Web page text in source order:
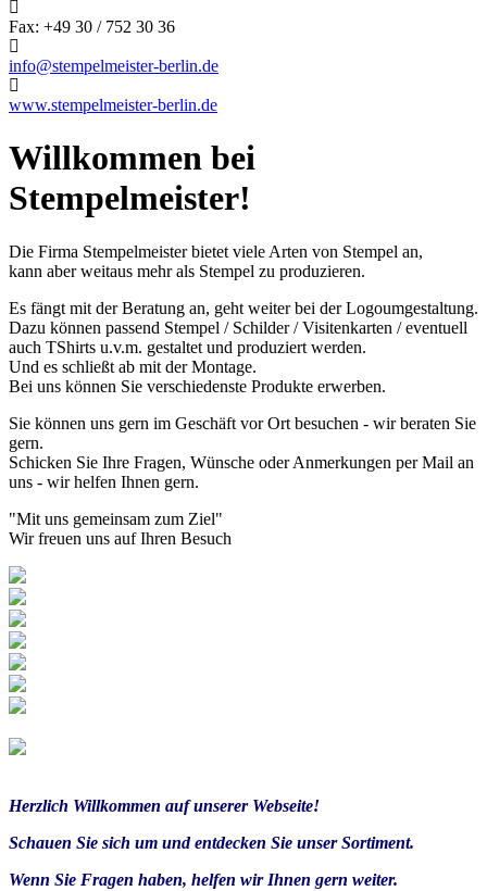
Fax: +49 30 / 752 30 36
info@stempelmeister-berlin.de
www.stempelmeister-berlin.de
Willkommen bei
Stempelmeister!
Die Firma Stempelmeister bietet viele Arten von Stempel an,
kann aber weitaus mehr als Stempel zu produzieren.
Es fängt mit der Beratung an, geht weiter bei der Logoumgestaltung.
Dazu können passend Stempel / Schilder / Visitenkarten / eventuell
auch TShirts u.v.m. gestaltet und produziert werden.
Und es schließt ab mit der Montage.
Bei uns können Sie verschiedenste Produkte erwerben.
Sie können uns gern im Geschäft vor Ort besuchen - wir beraten Sie
gern.
Schicken Sie Ihre Fragen, Wünsche oder Anmerkungen per Mail an
uns - wir helfen Ihnen gern.
"Mit uns gemeinsam zum Ziel"
Wir freuen uns auf Ihren Besuch
Herzlich Willkommen auf unserer Webseite!
Schauen Sie sich um und entdecken Sie unser Sortiment.
Wenn Sie Fragen haben, helfen wir Ihnen gern weiter.